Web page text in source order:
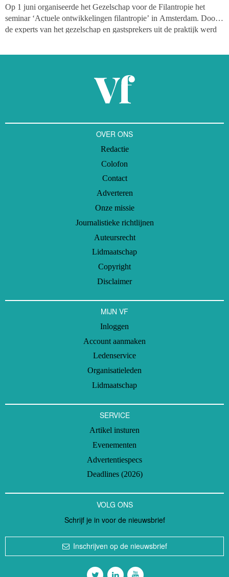
Op 1 juni organiseerde het Gezelschap voor de Filantropie het
seminar ‘Actuele ontwikkelingen filantropie’ in Amsterdam. Door
de experts van het gezelschap en gastsprekers uit de praktijk werd
profitorganisaties kwamen bij elkaar om elkaar te ontmoeten, te
leren, te delen en geïnspireerd te worden door elkaars verhalen.
OVER ONS
Redactie
Colofon
Contact
Adverteren
Onze missie
Journalistieke richtlijnen
Auteursrecht
Lidmaatschap
Copyright
Disclaimer
MIJN VF
Inloggen
Account aanmaken
Ledenservice
Organisatieleden
Lidmaatschap
SERVICE
Artikel insturen
Evenementen
Advertentiespecs
Deadlines (2026)
VOLG ONS
Schrijf je in voor de nieuwsbrief
Inschrijven op de nieuwsbrief